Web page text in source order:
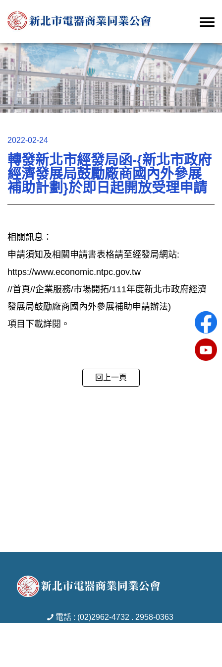
2022-02-24
轉發新北市經發局函-{新北市政府
經濟發展局鼓勵廠商國內外參展
補助計劃}於即日起開放受理申請
相關訊息：
申請須知及相關申請書表格請至經發局網站:
https://www.economic.ntpc.gov.tw
//首頁//企業服務/市場開拓/111年度新北市政府經濟
發展局鼓勵廠商國內外參展補助申請辦法)
項目下載詳閱。
回上一頁
電話 : (02)2962-4732 . 2958-0363